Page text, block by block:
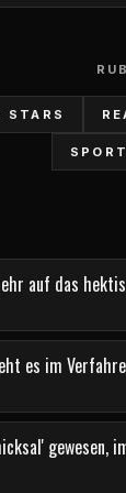
STARS
SPORT
auf das
es im
gewesen,